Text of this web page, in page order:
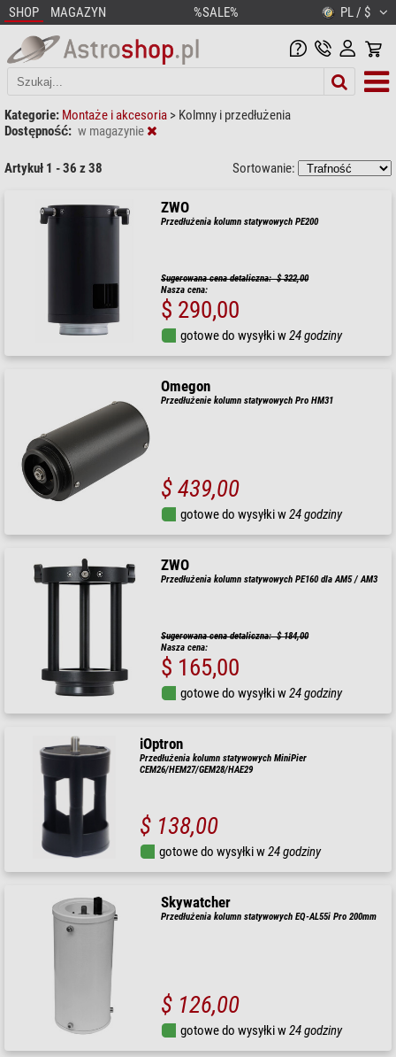
SHOP MAGAZYN %SALE% PL / $
Kategorie: Montaże i akcesoria > Kolmny i przedłużenia
Dostępność: w magazynie
Artykuł 1 - 36 z 38 Sortowanie:
ZWO
Przedłużenia kolumn statywowych PE200
Sugerowana cena detaliczna: $ 322,00
Nasza cena:
$ 290,00
gotowe do wysyłki w24 godziny
Omegon
Przedłużenie kolumn statywowych Pro HM31
$ 439,00
gotowe do wysyłki w24 godziny
ZWO
Przedłużenia kolumn statywowych PE160 dla AM5 / AM3
Sugerowana cena detaliczna: $ 184,00
Nasza cena:
$ 165,00
gotowe do wysyłki w24 godziny
iOptron
Przedłużenia kolumn statywowych MiniPier
CEM26/HEM27/GEM28/HAE29
$ 138,00
gotowe do wysyłki w24 godziny
Skywatcher
Przedłużenia kolumn statywowych EQ-AL55i Pro 200mm
$ 126,00
gotowe do wysyłki w24 godziny